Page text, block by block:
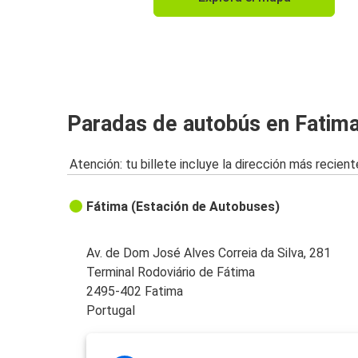
Paradas de autobús en
Atención: tu billete incluye la dirección más
Fátima (Estación de Autobuses)
Av. de Dom José Alves Correia da Silva, 281
Terminal Rodoviário de Fátima
2495-402 Fatima
Portugal